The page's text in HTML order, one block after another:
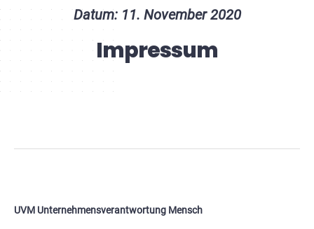
Datum: 11. November 2020
Impressum
UVM Unternehmensverantwortung Mensch